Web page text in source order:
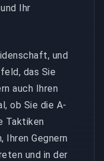
Ihr
und
das Sie
auch Ihren
ob Sie die A-
Taktiken
Ihren Gegnern
und in der